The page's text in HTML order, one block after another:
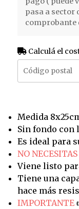
pasa a sector
comprobante
Calculá el
Medida
Sin fondo con
Es ideal para
NO
Viene listo
Tiene una
hace más
IMPORTANTE